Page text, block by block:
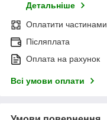
Детальніше
Оплатити частинами
Післяплата
Оплата на рахунок
Всі умови оплати